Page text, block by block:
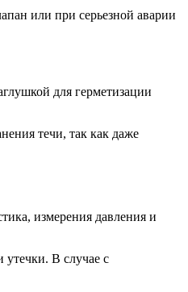
или при серьезной аварии
для герметизации
течи, так как даже
измерения давления и
утечки. В случае с